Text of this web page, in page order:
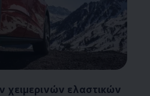
χειμερινών ελαστικών